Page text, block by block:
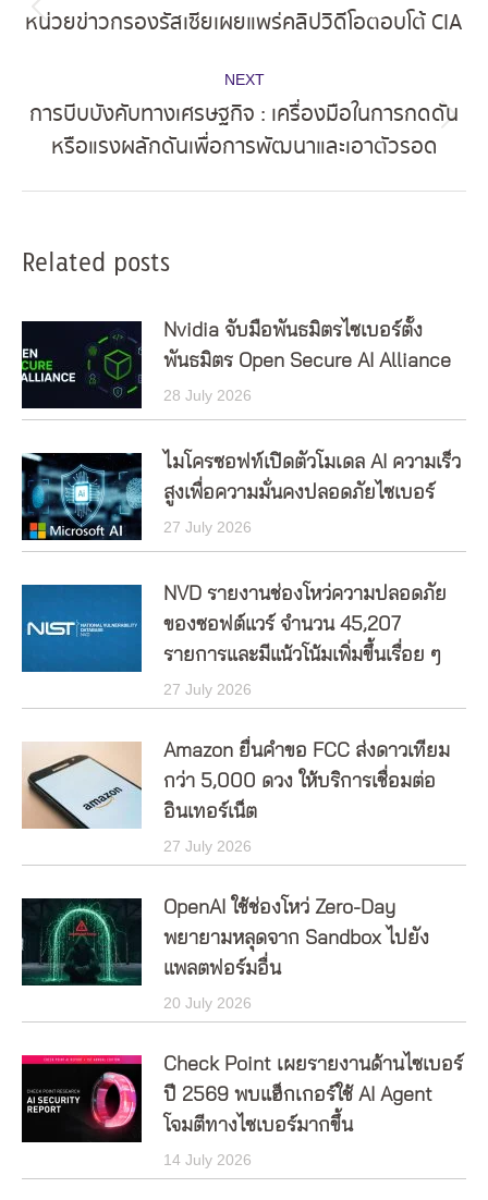
navigation
Previous
หน่วยข่าวกรองรัสเซียเผยแพร่คลิปวิดีโอตอบโต้ CIA
NEXT
post:
การบีบบังคับทางเศรษฐกิจ : เครื่องมือในการกดดัน
หรือแรงผลักดันเพื่อการพัฒนาและเอาตัวรอด
Related posts
Nvidia จับมือพันธมิตรไซเบอร์ตั้ง
พันธมิตร Open Secure AI Alliance
28 July 2026
ไมโครซอฟท์เปิดตัวโมเดล AI ความเร็ว
สูงเพื่อความมั่นคงปลอดภัยไซเบอร์
27 July 2026
NVD รายงานช่องโหว่ความปลอดภัย
ของซอฟต์แวร์ จำนวน 45,207
รายการและมีแน้วโน้มเพิ่มขึ้นเรื่อย ๆ
27 July 2026
Amazon ยื่นคำขอ FCC ส่งดาวเทียม
กว่า 5,000 ดวง ให้บริการเชื่อมต่อ
อินเทอร์เน็ต
27 July 2026
OpenAI ใช้ช่องโหว่ Zero-Day
พยายามหลุดจาก Sandbox ไปยัง
แพลตฟอร์มอื่น
20 July 2026
Check Point เผยรายงานด้านไซเบอร์
ปี 2569 พบแฮ็กเกอร์ใช้ AI Agent
โจมตีทางไซเบอร์มากขึ้น
14 July 2026